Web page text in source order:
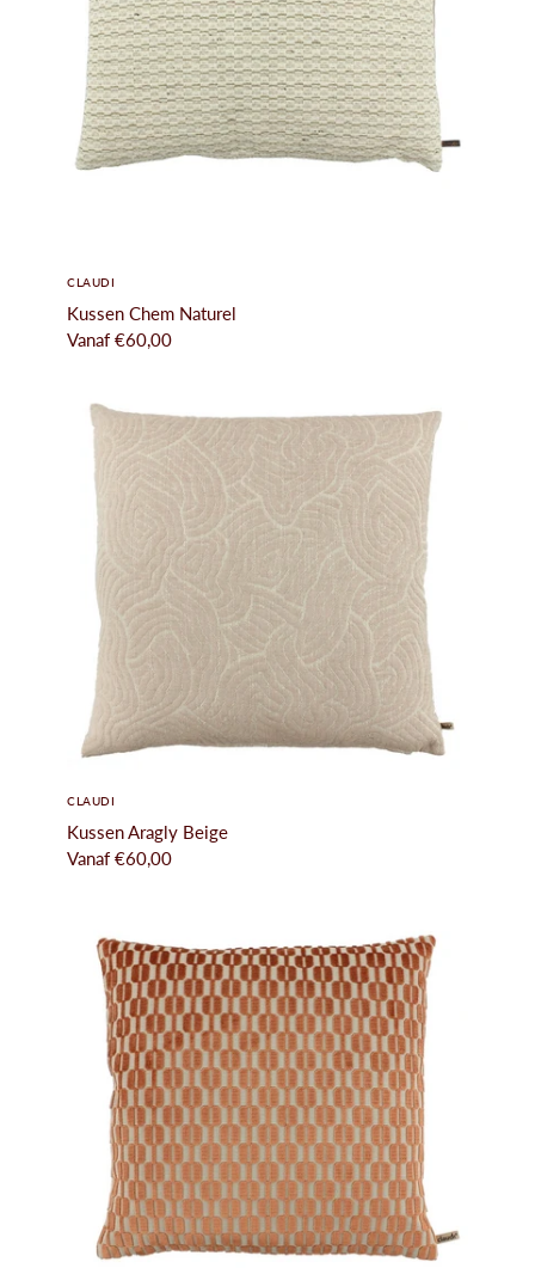
CLAUDI
Kussen Chem Naturel
Vanaf €60,00
CLAUDI
Kussen Aragly Beige
Vanaf €60,00